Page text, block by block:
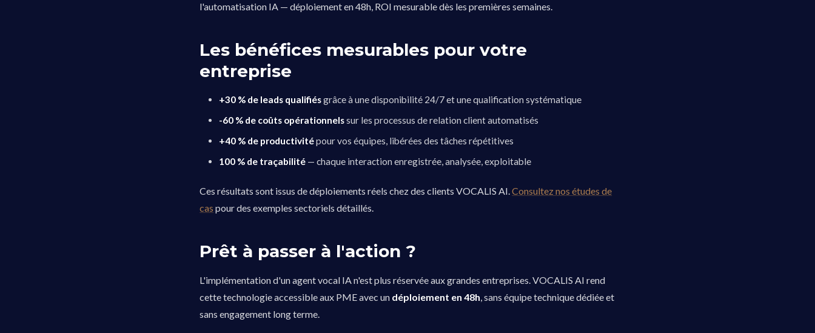
l'automatisation IA — déploiement en 48h, ROI mesurable dès les premières semaines.
Les bénéfices mesurables pour votre
entreprise
+30 % de leads qualifiésgrâce à une disponibilité 24/7 et une qualification systématique
-60 % de coûts opérationnelssur les processus de relation client automatisés
+40 % de productivitépour vos équipes, libérées des tâches répétitives
100 % de traçabilité — chaque interaction enregistrée, analysée, exploitable
Ces résultats sont issus de déploiements réels chez des clients VOCALIS AI.Consultez nos études de
cas pour des exemples sectoriels détaillés.
Prêt à passer à l'action ?
L'implémentation d'un agent vocal IA n'est plus réservée aux grandes entreprises. VOCALIS AI rend
cette technologie accessible aux PME avec un déploiement en 48h, sans équipe technique dédiée et
sans engagement long terme.